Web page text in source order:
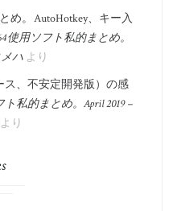
め。 AutoHotkey、キー入
使用ソフト私的まとめ。​
メハより
ス、不安定開発版）の感
ト私的まとめ。​April 2019 –
り